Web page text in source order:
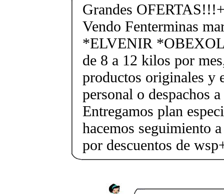
Grandes
Vendo Fenterminas
*ELVENIR
de 8 a 12 kilos por
productos originales y
personal o despachos
Entregamos plan
hacemos seguimiento
por descuentos de